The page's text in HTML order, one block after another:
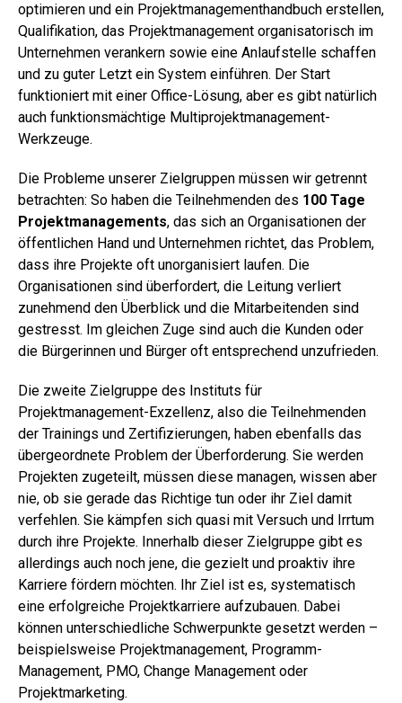
optimieren und ein Projektmanagementhandbuch erstellen,
Qualifikation, das Projektmanagement organisatorisch im
Unternehmen verankern sowie eine Anlaufstelle schaffen
und zu guter Letzt ein System einführen. Der Start
funktioniert mit einer Office-Lösung, aber es gibt natürlich
auch funktionsmächtige Multiprojektmanagement-
Werkzeuge.
Die Probleme unserer Zielgruppen müssen wir getrennt
betrachten: So haben die Teilnehmenden des 100 Tage
Projektmanagements, das sich an Organisationen der
öffentlichen Hand und Unternehmen richtet, das Problem,
dass ihre Projekte oft unorganisiert laufen. Die
Organisationen sind überfordert, die Leitung verliert
zunehmend den Überblick und die Mitarbeitenden sind
gestresst. Im gleichen Zuge sind auch die Kunden oder
die Bürgerinnen und Bürger oft entsprechend unzufrieden.
Die zweite Zielgruppe des Instituts für
Projektmanagement-Exzellenz, also die Teilnehmenden
der Trainings und Zertifizierungen, haben ebenfalls das
übergeordnete Problem der Überforderung. Sie werden
Projekten zugeteilt, müssen diese managen, wissen aber
nie, ob sie gerade das Richtige tun oder ihr Ziel damit
verfehlen. Sie kämpfen sich quasi mit Versuch und Irrtum
durch ihre Projekte. Innerhalb dieser Zielgruppe gibt es
allerdings auch noch jene, die gezielt und proaktiv ihre
Karriere fördern möchten. Ihr Ziel ist es, systematisch
eine erfolgreiche Projektkarriere aufzubauen. Dabei
können unterschiedliche Schwerpunkte gesetzt werden –
beispielsweise Projektmanagement, Programm-
Management, PMO, Change Management oder
Projektmarketing.